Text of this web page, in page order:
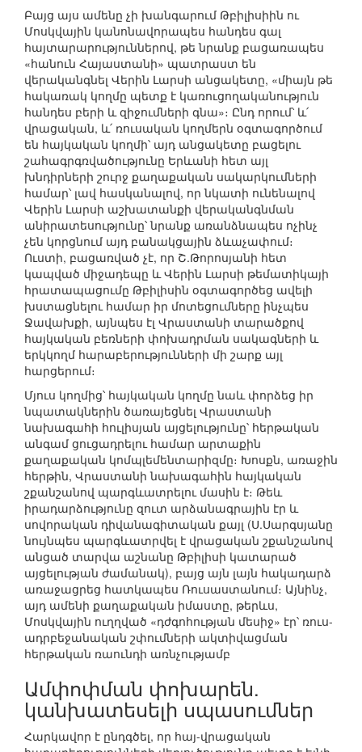
Բայց այս ամենը չի խանգարում Թբիլիսիին ու
Մոսկվային կանոնավորապես հանդես գալ
հայտարարություններով, թե նրանք բացառապես
«հանուն Հայաստանի» պատրաստ են
վերականգնել Վերին Լարսի անցակետը, «միայն թե
հակառակ կողմը պետք է կառուցողականություն
հանդես բերի և զիջումների գնա»։ Ընդ որում՝ և՛
վրացական, և՛ ռուսական կողմերն օգտագործում
են հայկական կողմի՝ այդ անցակետը բացելու
շահագրգռվածությունը Երևանի հետ այլ
խնդիրների շուրջ քաղաքական սակարկումների
համար՝ լավ հասկանալով, որ նկատի ունենալով
Վերին Լարսի աշխատանքի վերականգնման
անիրատեսությունը՝ նրանք առանձնապես ոչինչ
չեն կորցնում այդ բանակցային ձևաչափում։
Ուստի, բացառված չէ, որ Շ.Թորոսյանի հետ
կապված միջադեպը և Վերին Լարսի թեմատիկայի
հրատապացումը Թբիլիսին օգտագործեց ավելի
խստացնելու համար իր մոտեցումները ինչպես
Ջավախքի, այնպես էլ Վրաստանի տարածքով
հայկական բեռների փոխադրման սակագների և
երկկողմ հարաբերությունների մի շարք այլ
հարցերում։
Մյուս կողմից՝ հայկական կողմը նաև փորձեց իր
նպատակներին ծառայեցնել Վրաստանի
նախագահի հուլիսյան այցելությունը՝ հերթական
անգամ ցուցադրելու համար արտաքին
քաղաքական կոմպլեմենտարիզմը։ Խոսքն, առաջին
հերթին, Վրաստանի նախագահին հայկական
շքանշանով պարգևատրելու մասին է։ Թեև
իրադարձությունը զուտ արձանագրային էր և
սովորական դիվանագիտական քայլ (Ս.Սարգսյանը
նույնպես պարգևատրվել է վրացական շքանշանով
անցած տարվա աշնանը Թբիլիսի կատարած
այցելության ժամանակ), բայց այն լայն հակադարձ
առաջացրեց հատկապես Ռուսաստանում։ Այնինչ,
այդ ամենի քաղաքական իմաստը, թերևս,
Մոսկվային ուղղված «դժգոհության մեսիջ» էր՝ ռուս-
ադրբեջանական շփումների ակտիվացման
հերթական ռաունդի առնչությամբ
Ամփոփման փոխարեն.
կանխատեսելի սպասումներ
Հարկավոր է ընդգծել, որ հայ-վրացական